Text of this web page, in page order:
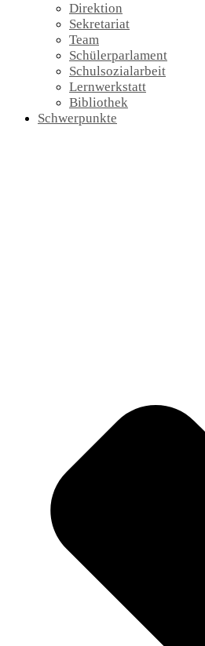
Direktion
Sekretariat
Team
Schülerparlament
Schulsozialarbeit
Lernwerkstatt
Bibliothek
Schwerpunkte